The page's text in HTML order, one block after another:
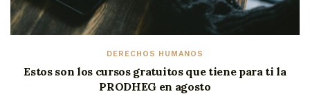
DERECHOS HUMANOS
Estos son los cursos gratuitos que tiene para ti la
PRODHEG en agosto